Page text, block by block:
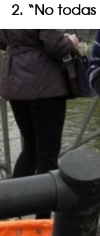
2. “No